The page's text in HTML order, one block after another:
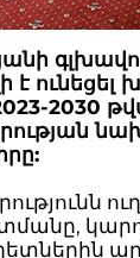
ունեցել
2030